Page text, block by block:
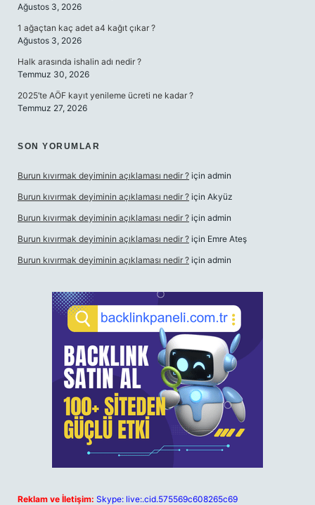
Ağustos 3, 2026
1 ağaçtan kaç adet a4 kağıt çıkar ?
Ağustos 3, 2026
Halk arasında ishalin adı nedir ?
Temmuz 30, 2026
2025’te AÖF kayıt yenileme ücreti ne kadar ?
Temmuz 27, 2026
SON YORUMLAR
Burun kıvırmak deyiminin açıklaması nedir ? için admin
Burun kıvırmak deyiminin açıklaması nedir ? için Akyüz
Burun kıvırmak deyiminin açıklaması nedir ? için admin
Burun kıvırmak deyiminin açıklaması nedir ? için Emre Ateş
Burun kıvırmak deyiminin açıklaması nedir ? için admin
Reklam ve İletişim: Skype: live:.cid.575569c608265c69